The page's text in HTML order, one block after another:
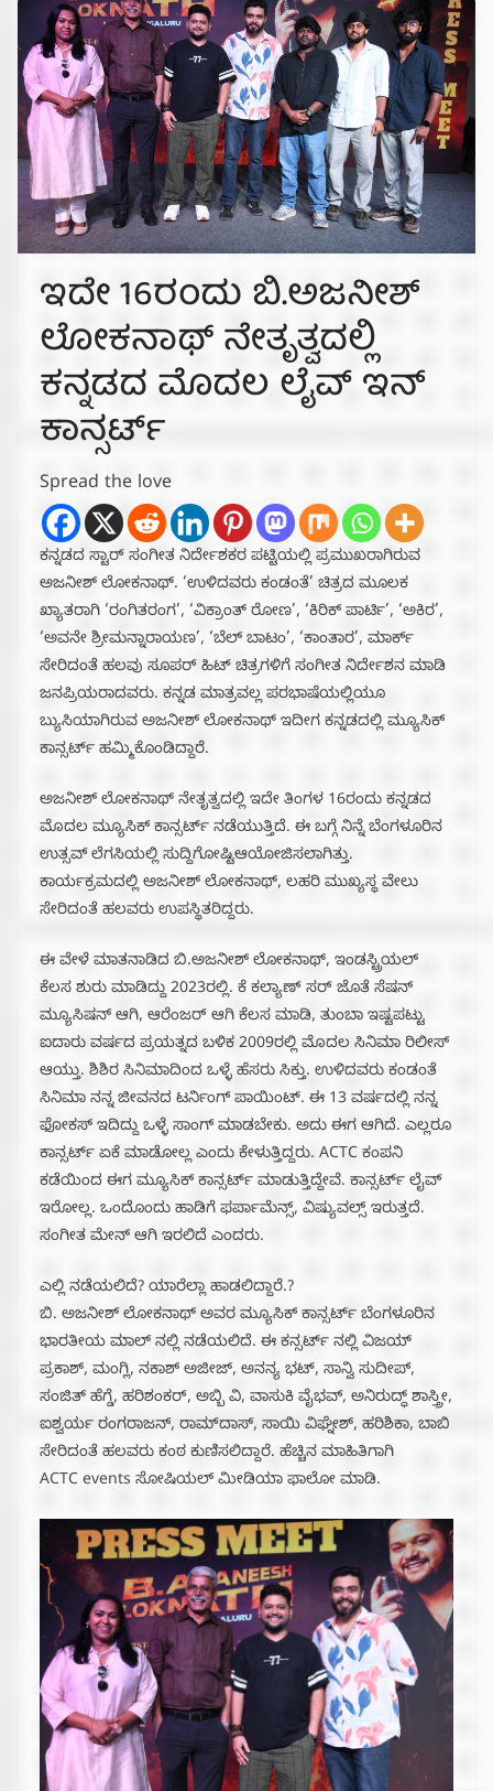
ಇದೇ 16ರಂದು ಬಿ.ಅಜನೀಶ್
ಲೋಕನಾಥ್‌ ನೇತೃತ್ವದಲ್ಲಿ
ಕನ್ನಡದ ಮೊದಲ ಲೈವ್ ಇನ್
ಕಾನ್ಸರ್ಟ್
Spread the love
ಕನ್ನಡದ ಸ್ಟಾರ್‌ ಸಂಗೀತ ನಿರ್ದೇಶಕರ ಪಟ್ಟಿಯಲ್ಲಿ ಪ್ರಮುಖರಾಗಿರುವ
ಅಜನೀಶ್‌ ಲೋಕನಾಥ್‌. ‘ಉಳಿದವರು ಕಂಡಂತೆ’ ಚಿತ್ರದ ಮೂಲಕ
ಖ್ಯಾತರಾಗಿ ‘ರಂಗಿತರಂಗ’, ‘ವಿಕ್ರಾಂತ್‌ ರೋಣ’, ‘ಕಿರಿಕ್‌ ಪಾರ್ಟಿ’, ‘ಅಕಿರ’,
‘ಅವನೇ ಶ್ರೀಮನ್ನಾರಾಯಣ’, ‘ಬೆಲ್‌ ಬಾಟಂ’, ‘ಕಾಂತಾರ’, ಮಾರ್ಕ್
ಸೇರಿದಂತೆ ಹಲವು ಸೂಪರ್‌ ಹಿಟ್‌ ಚಿತ್ರಗಳಿಗೆ ಸಂಗೀತ ನಿರ್ದೇಶನ ಮಾಡಿ
ಜನಪ್ರಿಯರಾದವರು. ಕನ್ನಡ ಮಾತ್ರವಲ್ಲ ಪರಭಾಷೆಯಲ್ಲಿಯೂ
ಬ್ಯುಸಿಯಾಗಿರುವ ಅಜನೀಶ್ ಲೋಕನಾಥ್ ಇದೀಗ ಕನ್ನಡದಲ್ಲಿ ಮ್ಯೂಸಿಕ್
ಕಾನ್ಸರ್ಟ್ ಹಮ್ಮಿಕೊಂಡಿದ್ದಾರೆ.
ಅಜನೀಶ್ ಲೋಕನಾಥ್ ನೇತೃತ್ವದಲ್ಲಿ ಇದೇ ತಿಂಗಳ‌ 16ರಂದು ಕನ್ನಡದ
ಮೊದಲ ಮ್ಯೂಸಿಕ್ ಕಾನ್ಸರ್ಟ್ ನಡೆಯುತ್ತಿದೆ. ಈ ಬಗ್ಗೆ ನಿನ್ನೆ ಬೆಂಗಳೂರಿನ
ಉತ್ಸವ್ ಲೆಗಸಿಯಲ್ಲಿ ಸುದ್ದಿಗೋಷ್ಟಿಆಯೋಜಿಸಲಾಗಿತ್ತು.
ಕಾರ್ಯಕ್ರಮದಲ್ಲಿ ಅಜನೀಶ್ ಲೋಕನಾಥ್, ಲಹರಿ ಮುಖ್ಯಸ್ಥ ವೇಲು
ಸೇರಿದಂತೆ ಹಲವರು ಉಪಸ್ಥಿತರಿದ್ದರು.
ಈ ವೇಳೆ ಮಾತನಾಡಿದ ಬಿ.ಅಜನೀಶ್ ಲೋಕನಾಥ್, ಇಂಡಸ್ಟ್ರಿಯಲ್
ಕೆಲಸ ಶುರು ಮಾಡಿದ್ದು 2023ರಲ್ಲಿ. ಕೆ ಕಲ್ಯಾಣ್ ಸರ್ ಜೊತೆ ಸೆಷನ್
ಮ್ಯೂಸಿಷನ್ ಆಗಿ, ಆರೆಂಜರ್ ಆಗಿ ಕೆಲಸ ಮಾಡಿ, ತುಂಬಾ ಇಷ್ಟಪಟ್ಟು
ಐದಾರು ವರ್ಷದ ಪ್ರಯತ್ನದ ಬಳಿಕ 2009ರಲ್ಲಿ ಮೊದಲ ಸಿನಿಮಾ ರಿಲೀಸ್
ಆಯ್ತು.‌ ಶಿಶಿರ ಸಿನಿಮಾದಿಂದ ಒಳ್ಳೆ ಹೆಸರು ಸಿಕ್ತು. ಉಳಿದವರು ಕಂಡಂತೆ
ಸಿನಿಮಾ ನನ್ನ ಜೀವನದ ಟರ್ನಿಂಗ್ ಪಾಯಿಂಟ್. ಈ 13 ವರ್ಷದಲ್ಲಿ ನನ್ನ
ಫೋಕಸ್ ಇದಿದ್ದು ಒಳ್ಳೆ ಸಾಂಗ್ ಮಾಡಬೇಕು. ಅದು ಈಗ ಆಗಿದೆ. ಎಲ್ಲರೂ
ಕಾನ್ಸರ್ಟ್ ಏಕೆ ಮಾಡೋಲ್ಲ ಎಂದು‌ ಕೇಳುತ್ತಿದ್ದರು. ACTC ಕಂಪನಿ
ಕಡೆಯಿಂದ ಈಗ ಮ್ಯೂಸಿಕ್ ಕಾನ್ಸರ್ಟ್ ಮಾಡುತ್ತಿದ್ದೇವೆ. ಕಾನ್ಸರ್ಟ್ ಲೈವ್
ಇರೋಲ್ಲ. ಒಂದೊಂದು ಹಾಡಿಗೆ ಫರ್ಪಾಮೆನ್ಸ್, ವಿಷ್ಯುವಲ್ಸ್ ಇರುತ್ತದೆ.
ಸಂಗೀತ ಮೇನ್ ಆಗಿ ಇರಲಿದೆ ಎಂದರು.
ಎಲ್ಲಿ ನಡೆಯಲಿದೆ? ಯಾರೆಲ್ಲಾ ಹಾಡಲಿದ್ದಾರೆ.?
ಬಿ. ಅಜನೀಶ್ ಲೋಕನಾಥ್ ಅವರ ಮ್ಯೂಸಿಕ್ ಕಾನ್ಸರ್ಟ್ ಬೆಂಗಳೂರಿನ
ಭಾರತೀಯ ಮಾಲ್ ನಲ್ಲಿ ನಡೆಯಲಿದೆ. ಈ ಕನ್ಸರ್ಟ್ ನಲ್ಲಿ ವಿಜಯ್
ಪ್ರಕಾಶ್, ಮಂಗ್ಲಿ, ನಕಾಶ್ ಅಜೀಜ್, ಅನನ್ಯ ಭಟ್, ಸಾನ್ವಿ ಸುದೀಪ್,
ಸಂಜಿತ್ ಹೆಗ್ಡೆ, ಹರಿಶಂಕರ್, ಅಬ್ಬಿ ವಿ, ವಾಸುಕಿ ವೈಭವ್, ಅನಿರುದ್ಧ್ ಶಾಸ್ತ್ರೀ,
ಐಶ್ವರ್ಯ ರಂಗರಾಜನ್, ರಾಮ್‌ದಾಸ್, ಸಾಯಿ ವಿಘ್ನೇಶ್, ಹರಿಶಿಕಾ, ಬಾಬಿ
ಸೇರಿದಂತೆ ಹಲವರು ಕಂಠ ಕುಣಿಸಲಿದ್ದಾರೆ‌. ಹೆಚ್ಚಿನ ಮಾಹಿತಿಗಾಗಿ
ACTC events ಸೋಷಿಯಲ್ ಮೀಡಿಯಾ ಫಾಲೋ ಮಾಡಿ.